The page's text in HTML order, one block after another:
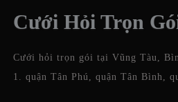
Cưới Hỏi Trọn
Cưới hỏi trọn gói tại Vũng Tàu,
1. quận Tân Phú, quận Tân Bình,